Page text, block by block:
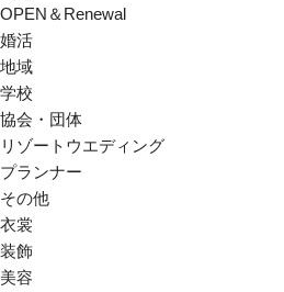
OPEN＆Renewal
婚活
地域
学校
協会・団体
リゾートウエディング
プランナー
その他
衣裳
装飾
美容